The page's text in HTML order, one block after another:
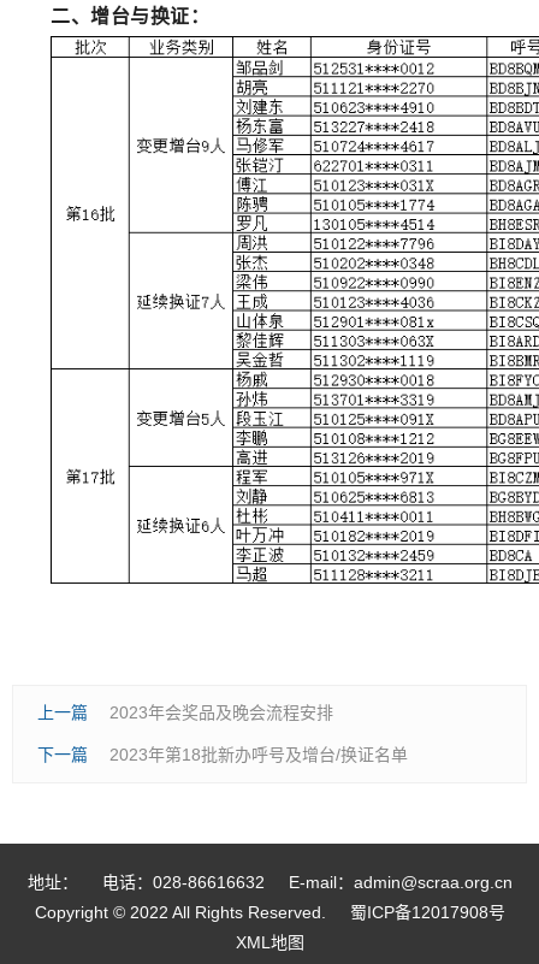
二、增台与换证：
上一篇 2023年会奖品及晚会流程安排
2023年第18批新办呼号及增台/换证名单
下一篇
地址： 电话：028-86616632
E-mail：admin@scraa.org.cn
Copyright © 2022 All Rights Reserved.
蜀ICP备12017908号
XML地图